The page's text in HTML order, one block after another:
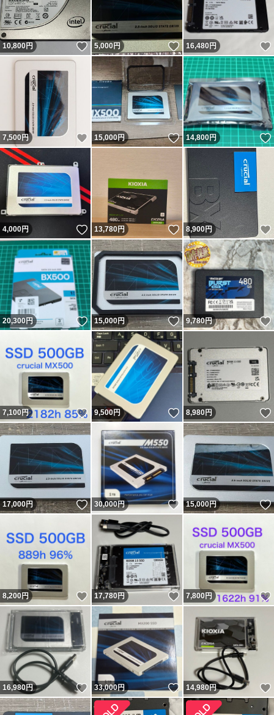
10,800円 いいね！
5,000円 いいね！
16,480円
7,500円 いいね！
15,000円 いいね！
14,800円
4,000円 いいね！
13,780円 いいね！
8,900円
20,300円 いいね！
15,000円 いいね！
9,780円
7,100円 いいね！
9,500円 いいね！
8,980円
17,000円 いいね！
30,000円 いいね！
15,000円
8,200円 いいね！
17,780円 いいね！
7,800円
16,980円 いいね！
33,000円 いいね！
14,980円